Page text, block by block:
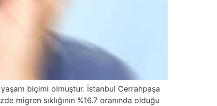
yaşam biçimi olmuştur. İstanbul Cerrahpaşa
migren sıklığının %16.7 oranında olduğu